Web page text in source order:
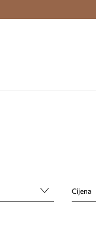
Cijena